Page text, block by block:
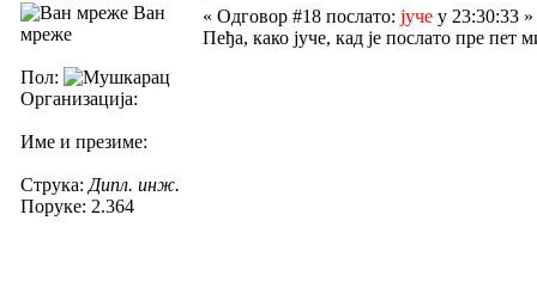
Ван
мреже
Пол:
Организација:
Име и презиме:
Струка: Дипл. инж.
Поруке: 2.364
« Одговор #18 послато: јуче у 23:30:33 »
Пеђа, како јуче, кад је послато пре пет